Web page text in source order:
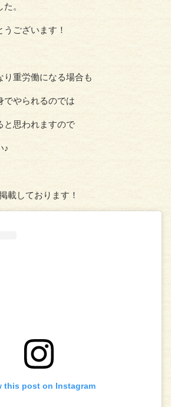
。
ございます！
重労働になる場合も
でやられるのでは
と思われますので
♪
載しております！
this post on Instagram